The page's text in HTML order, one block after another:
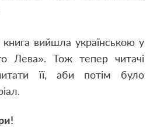
вийшла українською у
Лева». Тож тепер читачі
її, аби потім було